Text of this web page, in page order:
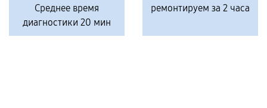
Среднее время
диагностики 20 мин
ремонтируем за 2 часа